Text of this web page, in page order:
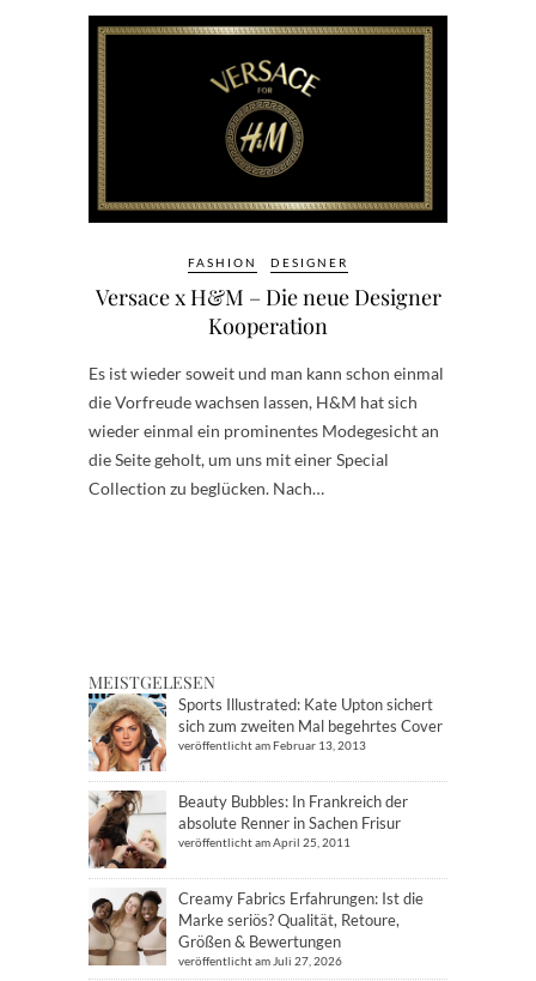
FASHION DESIGNER
Versace x H&M – Die neue Designer
Kooperation
Es ist wieder soweit und man kann schon einmal
die Vorfreude wachsen lassen, H&M hat sich
wieder einmal ein prominentes Modegesicht an
die Seite geholt, um uns mit einer Special
Collection zu beglücken. Nach…
MEISTGELESEN
Sports Illustrated: Kate Upton sichert
sich zum zweiten Mal begehrtes Cover
veröffentlicht am Februar 13, 2013
Beauty Bubbles: In Frankreich der
absolute Renner in Sachen Frisur
veröffentlicht am April 25, 2011
Creamy Fabrics Erfahrungen: Ist die
Marke seriös? Qualität, Retoure,
Größen & Bewertungen
veröffentlicht am Juli 27, 2026